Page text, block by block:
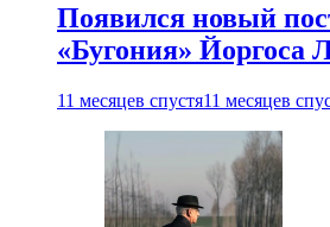
Появился новый
«Бугония» Йоргоса
11 месяцев спустя11 месяцев